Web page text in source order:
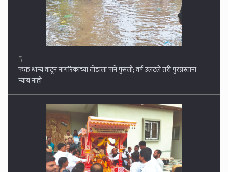
6
मोबाईल हॅक करून १ कोटीची फसवणूक